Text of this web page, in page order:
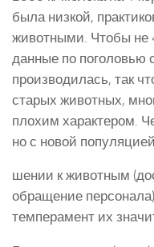
была низкой,
животными. Чтобы не
данные по поголовью
производилась, так
старых животных,
плохим характером.
но с новой
шении к животным
обращение
темперамент их